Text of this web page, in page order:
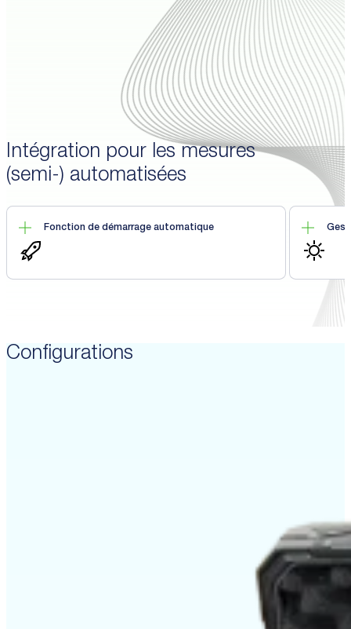
Intégration pour les mesures
(semi-) automatisées
Fonction de démarrage automatique
Configurations